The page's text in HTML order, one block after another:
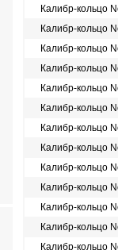
Калибр-кольцо
Калибр-кольцо
Калибр-кольцо
Калибр-кольцо
Калибр-кольцо
Калибр-кольцо
Калибр-кольцо
Калибр-кольцо
Калибр-кольцо
Калибр-кольцо
Калибр-кольцо
Калибр-кольцо
Калибр-кольцо